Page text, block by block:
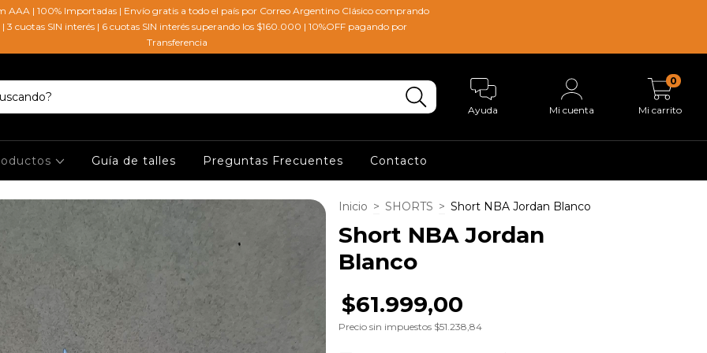
AAA | 100% Importadas | Envío gratis a todo el país por Correo Argentino Clásico comprando
3 cuotas SIN interés | 6 cuotas SIN interés superando los $160.000 | 10%OFF pagando por
Transferencia
Ayuda Mi cuenta Mi carrito
0
Guía de talles Preguntas Frecuentes Contacto
Inicio > SHORTS > Short NBA Jordan Blanco
Short NBA Jordan
Blanco
$61.999,00
Precio sin impuestos $51.238,84